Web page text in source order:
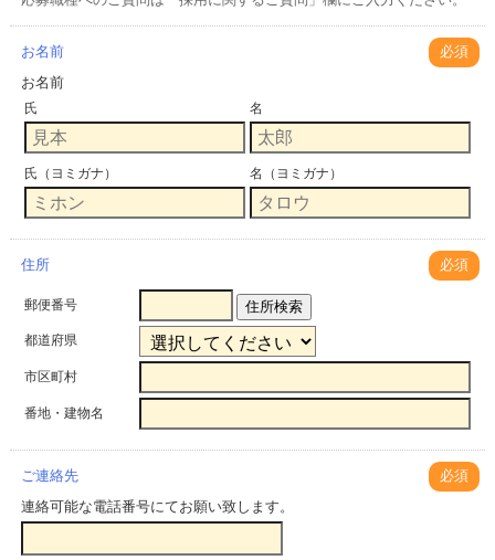
お名前
必須
お名前
氏 名
氏（ヨミガナ） 名（ヨミガナ）
住所 必須
郵便番号 住所検索
都道府県
市区町村
番地・建物名
ご連絡先
必須
連絡可能な電話番号にてお願い致します。